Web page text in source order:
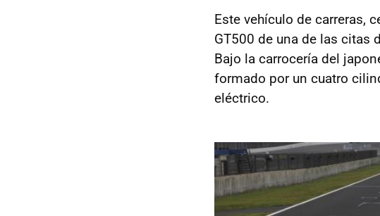
Este vehículo de carreras,
GT500 de una de las citas
Bajo la carrocería del
formado por un cuatro
eléctrico.